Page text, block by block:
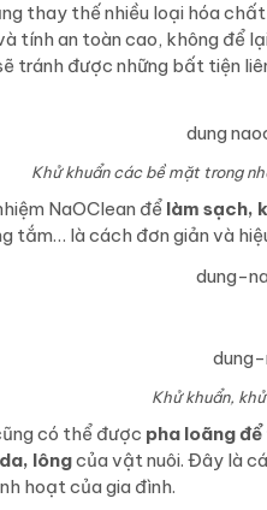
thay thế nhiều loại hóa
tính an toàn cao, không để
tránh được những bất tiện
Khử khuẩn các bề mặt trong
NaOClean để làm sạch,
tắm… là cách đơn giản và
Khử khuẩn,
có thể được pha loãng
lôngcủa vật nuôi. Đây là
hoạt của gia đình.